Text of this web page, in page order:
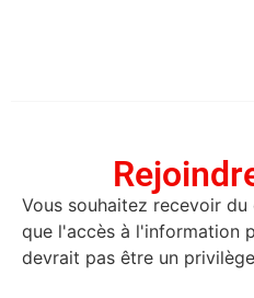
Vous souhaitez recevoir
que l'accès à l'information
devrait pas être un